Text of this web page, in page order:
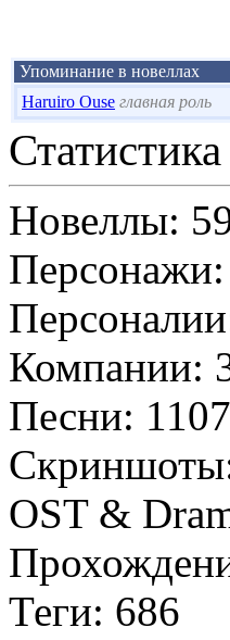
Упоминание в новеллах
Haruiro Ouse главная роль
Статистика
Новеллы:
Компании:
Песни: 1107
OST &
Теги: 686